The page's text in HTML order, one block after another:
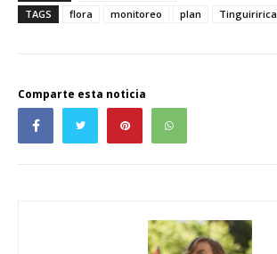
TAGS
flora monitoreo plan Tinguiririca
Comparte esta noticia